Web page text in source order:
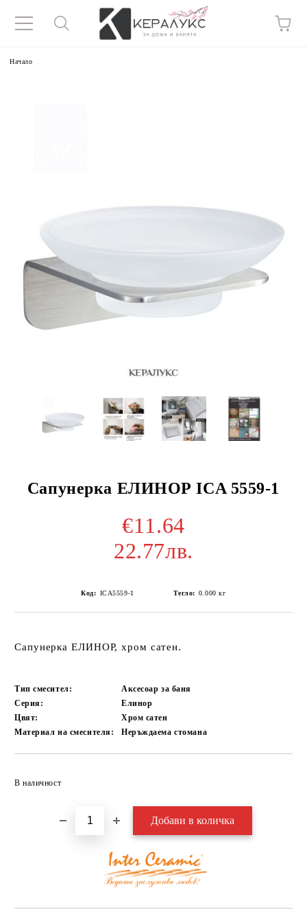
Начало
Сапунерка ЕЛИНОР ICA 5559-1
€11.64
22.77лв.
Код: ICA5559-1 Тегло: 0.000 кг
Сапунерка ЕЛИНОР, хром сатен.
Тип смесител:
Аксесоар за баня
Серия:
Елинор
Цвят:
Хром сатен
Материал на смесителя:
Неръждаема стомана
В наличност